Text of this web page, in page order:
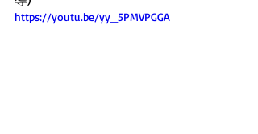
https://youtu.be/yy_5PMVPGGA